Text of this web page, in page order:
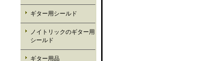
ギター用シールド
ノイトリックのギター用
シールド
ギター用品